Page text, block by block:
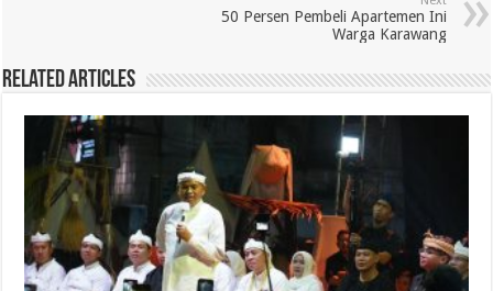
50 Persen Pembeli Apartemen Ini
Warga Karawang
Related Articles